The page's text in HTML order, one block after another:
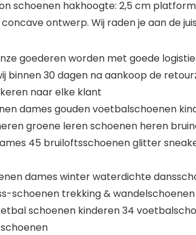
schoenen hakhoogte: 2,5 cm
ontwerp. Wij raden je aan de
goederen worden met goede
30 dagen na aankoop de
naar elke klant
dames gouden voetbalschoenen
groene leren schoenen heren
45 bruiloftsschoenen glitter
dames winter waterdichte
schoenen trekking &
schoenen kinderen 34